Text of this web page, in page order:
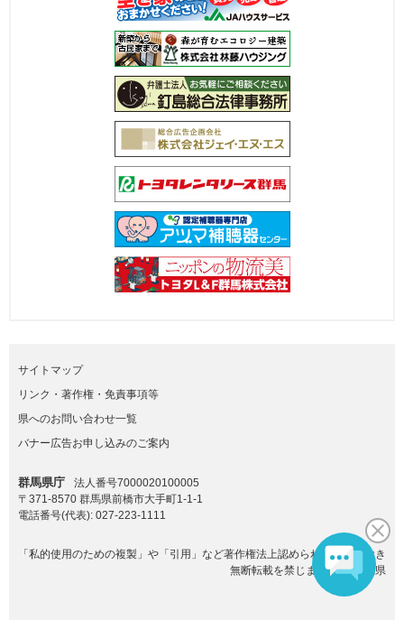
サイトマップ
リンク・著作権・免責事項等
県へのお問い合わせ一覧
バナー広告お申し込みのご案内
群馬県庁
法人番号7000020100005
〒371-8570 群馬県前橋市大手町1-1-1
電話番号(代表): 027-223-1111
「私的使用のための複製」や「引用」など著作権法上認められた場合を除き
無断転載を禁じます。(C)群馬県